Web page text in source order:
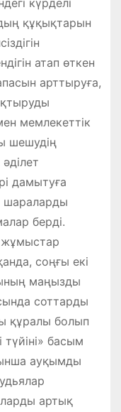
құқықтарын
атап өткен
арттыруға,
мемлекеттік
шешудің
дамытуға
шараларды
берді.
жұмыстар
соңғы екі
маңызды
соттарды
құралы болып
басым
ауқымды
артық